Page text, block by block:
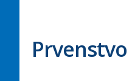
Prvenstvo